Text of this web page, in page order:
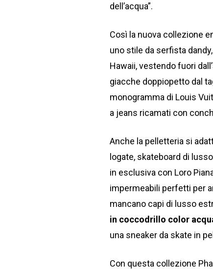
dell’acqua”.
Così la nuova collezione
uno stile da serfista
Hawaii, vestendo fuori
giacche doppiopetto dal
monogramma di Louis
a jeans ricamati con
Anche la pelletteria si
logate, skateboard di
in esclusiva con Loro
impermeabili perfetti per
mancano capi di lusso
in coccodrillo color
una sneaker da skate in
Con questa collezione